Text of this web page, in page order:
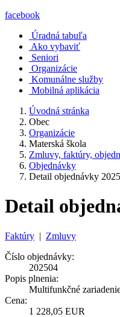
facebook
Úradná tabuľa
Ako vybaviť
Seniori
Organizácie
Komunálne služby
Mobilná aplikácia
Úvodná stránka
Obec
Organizácie
Materská škola
Zmluvy, faktúry,
Objednávky
Detail objednávky
Detail
Faktúry | Zmluvy
Číslo objednávky:
202504
Popis plnenia:
Multifunkčné
Cena:
1 228,05 EUR